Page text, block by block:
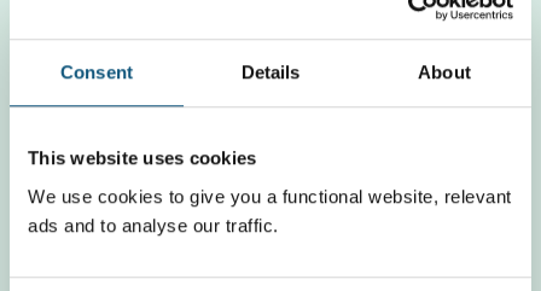
Consent Details About
This website uses cookies
We use cookies to give you a functional website, relevant
ads and to analyse our traffic.
Anmeldung